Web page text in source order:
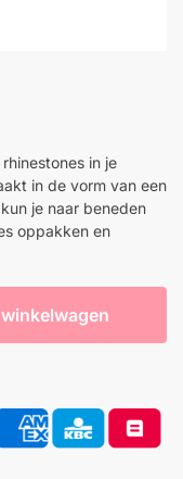
in je
in de vorm van een
je naar beneden
oppakken en